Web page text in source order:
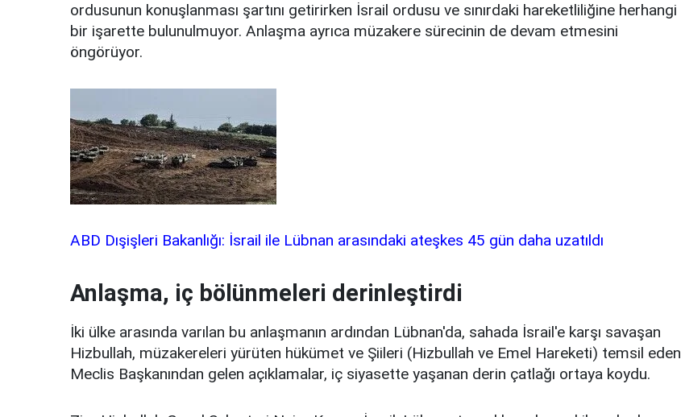
ordusunun konuşlanması şartını getirirken İsrail ordusu ve sınırdaki hareketliliğine herhangi
bir işarette bulunulmuyor. Anlaşma ayrıca müzakere sürecinin de devam etmesini
öngörüyor.
ABD Dışişleri Bakanlığı: İsrail ile Lübnan arasındaki ateşkes 45 gün daha uzatıldı
Anlaşma, iç bölünmeleri derinleştirdi
İki ülke arasında varılan bu anlaşmanın ardından Lübnan'da, sahada İsrail'e karşı savaşan
Hizbullah, müzakereleri yürüten hükümet ve Şiileri (Hizbullah ve Emel Hareketi) temsil eden
Meclis Başkanından gelen açıklamalar, iç siyasette yaşanan derin çatlağı ortaya koydu.